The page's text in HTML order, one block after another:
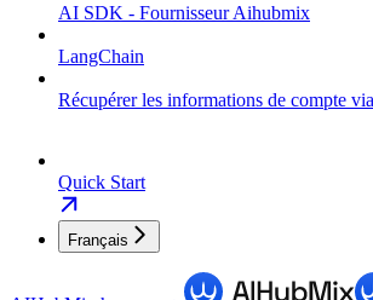
AI SDK - Fournisseur Aihubmix
LangChain
Récupérer les informations de compte
Quick Start
Français